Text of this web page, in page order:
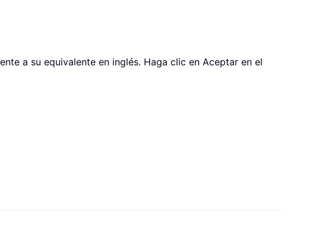
a su equivalente en inglés. Haga clic en Aceptar en el